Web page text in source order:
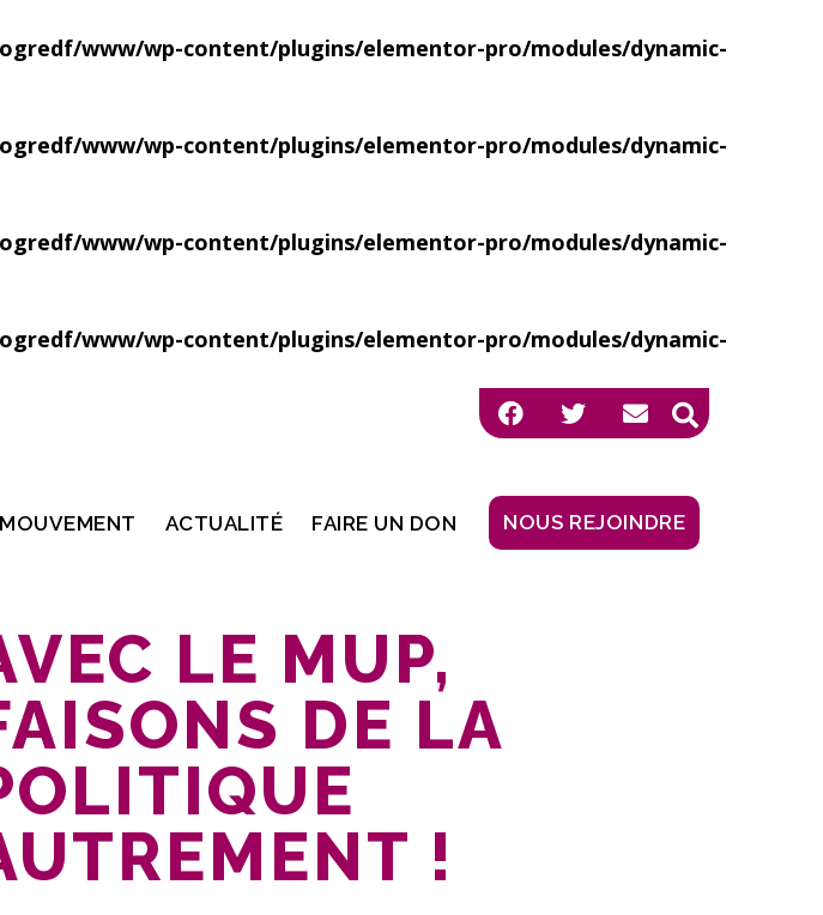
www/wp-content/plugins/elementor-pro/modules/dynamic-
www/wp-content/plugins/elementor-pro/modules/dynamic-
www/wp-content/plugins/elementor-pro/modules/dynamic-
www/wp-content/plugins/elementor-pro/modules/dynamic-
ACTUALITÉ FAIRE UN DON NOUS REJOINDRE
LE MUP,
DE LA
!